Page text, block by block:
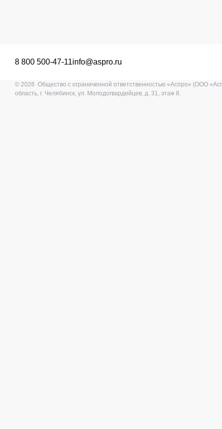
8 800 500-47-11info@aspro.ru
© 2026 Общество с ограниченной ответственностью «Аспро» (ООО
область, г. Челябинск, ул. Молодогвардейцев, д. 31, этаж 8.